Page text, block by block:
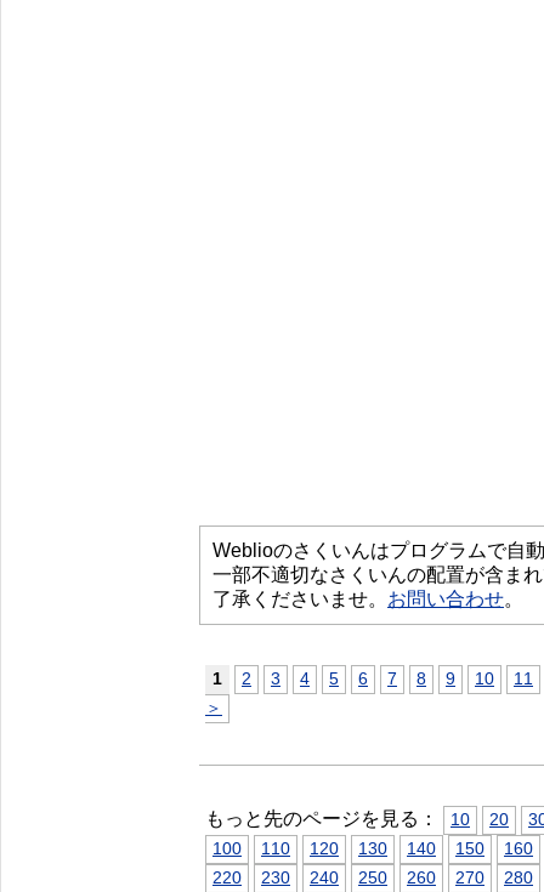
Weblioのさくいんはプログラムで自
一部不適切なさくいんの配置が含ま
了承くださいませ。 お問い合わせ。
1 2 3 4 5 6 7 8 9 10
11
＞
もっと先のページを見る： 10 20
100
110 120 130 140 150
160
220
230 240 250 260 270 280